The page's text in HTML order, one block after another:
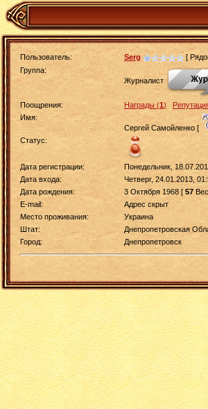
Пользователь: Serg
[
Группа:
Журналист
Поощрения: Награды (1)
Имя:
Сергей Самойленко [
Статус:
Дата регистрации:
Понедельник,
Дата входа:
Четверг, 24.01.2013,
Дата рождения:
3 Октября 1968 [ 57
E-mail:
Адрес скрыт
Место проживания:
Украина
Штат:
Днепропетровская
Город:
Днепропетровск